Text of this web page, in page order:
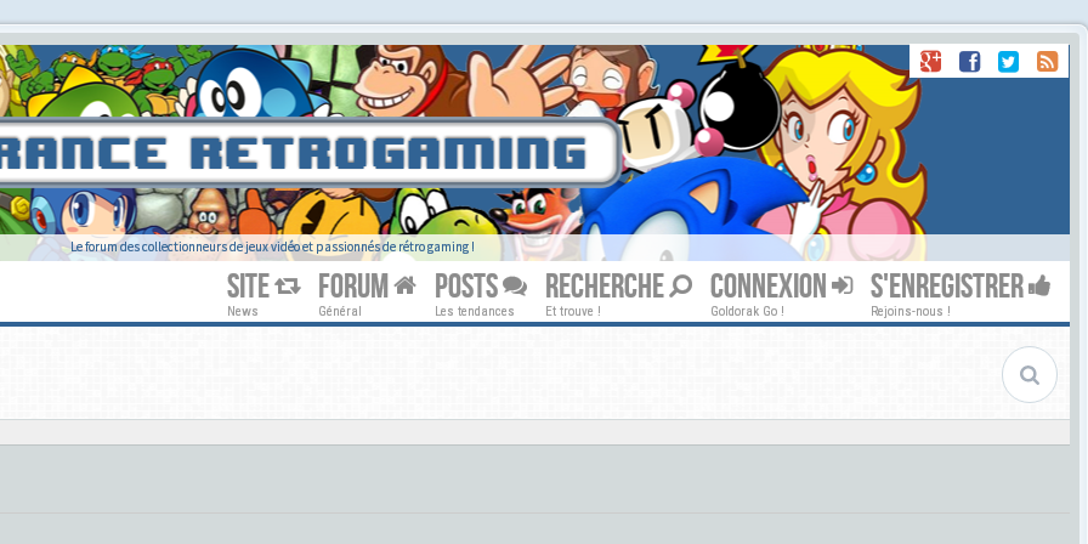
Le forum des collectionneurs de jeux vidéo et passionnés de rétro gaming !
SITE
News
FORUM
Général
POSTS
Les tendances
RECHERCHE
Et trouve !
CONNEXION
Goldorak Go !
S'ENREGISTRER
Rejoins-nous !